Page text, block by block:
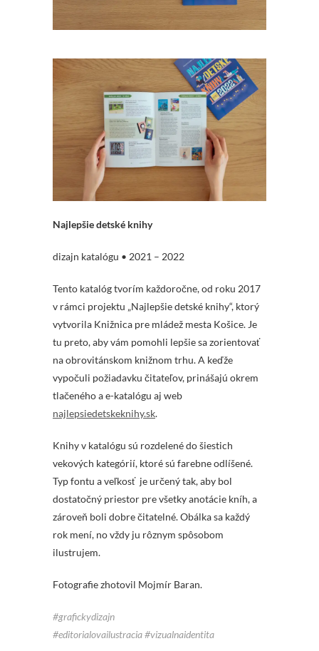
Najlepšie detské knihy
dizajn katalógu • 2021 – 2022
Tento katalóg tvorím každoročne, od roku 2017
v rámci projektu „Najlepšie detské knihy“, ktorý
vytvorila Knižnica pre mládež mesta Košice. Je
tu preto, aby vám pomohli lepšie sa zorientovať
na obrovitánskom knižnom trhu. A keďže
vypočuli požiadavku čitateľov, prinášajú okrem
tlačeného a e-katalógu aj web
najlepsiedetskeknihy.sk.
Knihy v katalógu sú rozdelené do šiestich
vekových kategórií, ktoré sú farebne odlíšené.
Typ fontu a veľkosť je určený tak, aby bol
dostatočný priestor pre všetky anotácie kníh, a
zároveň boli dobre čitatelné. Obálka sa každý
rok mení, no vždy ju rôznym spôsobom
ilustrujem.
Fotografie zhotovil Mojmír Baran.
#grafickydizajn
#editorialovailustracia #vizualnaidentita